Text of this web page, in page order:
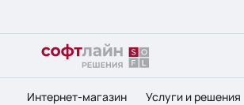
Интернет-магазин Услуги и решения